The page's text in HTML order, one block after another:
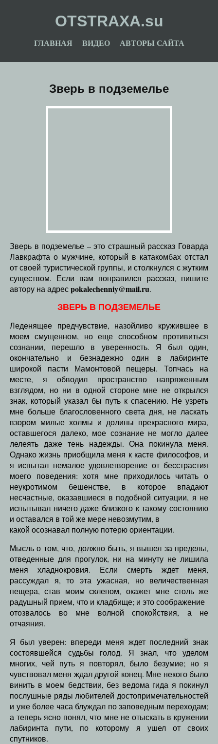
OTSTRAXA.su
ГЛАВНАЯ ВИДЕО АВТОРЫ САЙТА
Зверь в подземелье
Зверь в подземелье – это страшный рассказ Говарда
Лавкрафта о мужчине, который в катакомбах отстал
от своей туристической группы, и столкнулся с жутким
существом. Если вам понравился рассказ, пишите
автору на адресpokalechenniy@mail.ru.
ЗВЕРЬ В ПОДЗЕМЕЛЬЕ
Леденящее предчувствие, назойливо кружившее в
моем смущенном, но еще способном противиться
сознании, перешло в уверенность. Я был один,
окончательно и безнадежно один в лабиринте
широкой пасти Мамонтовой пещеры. Топчась на
месте, я обводил пространство напряженным
взглядом, но ни в одной стороне мне не открылся
знак, который указал бы путь к спасению. Не узреть
мне больше благословенного света дня, не ласкать
взором милые холмы и долины прекрасного мира,
оставшегося далеко, мое сознание не могло далее
лелеять даже тень надежды. Она покинула меня.
Однако жизнь приобщила меня к касте философов, и
я испытал немалое удовлетворение от бесстрастия
моего поведения: хотя мне приходилось читать о
неукротимом бешенстве, в которое впадают
несчастные, оказавшиеся в подобной ситуации, я не
испытывал ничего даже близкого к такому состоянию
и оставался в той же мере невозмутим, в
какой осознавал полную потерю ориентации.
Мысль о том, что, должно быть, я вышел за пределы,
отведенные для прогулок, ни на минуту не лишила
меня хладнокровия. Если смерть ждет меня,
рассуждал я, то эта ужасная, но величественная
пещера, став моим склепом, окажет мне столь же
радушный прием, что и кладбище; и это соображение
отозвалось во мне волной спокойствия, а не
отчаяния.
Я был уверен: впереди меня ждет последний знак
состоявшейся судьбы голод. Я знал, что уделом
многих, чей путь я повторял, было безумие; но я
чувствовал меня ждал другой конец. Мне некого было
винить в моем бедствии, без ведома гида я покинул
послушные ряды любителей достопримечательностей
и уже более часа блуждал по заповедным переходам;
а теперь ясно понял, что мне не отыскать в кружении
лабиринта пути, по которому я ушел от своих
спутников.